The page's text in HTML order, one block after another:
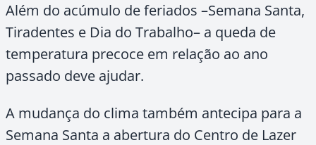
Além do acúmulo de feriados –Semana Santa,
Tiradentes e Dia do Trabalho– a queda de
temperatura precoce em relação ao ano
passado deve ajudar.
A mudança do clima também antecipa para a
Semana Santa a abertura do Centro de Lazer